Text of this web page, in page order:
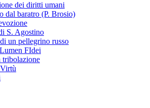
dei diritti umani
dal baratro (P. Brosio)
S. Agostino
un pellegrino russo
FIdei
tribolazione